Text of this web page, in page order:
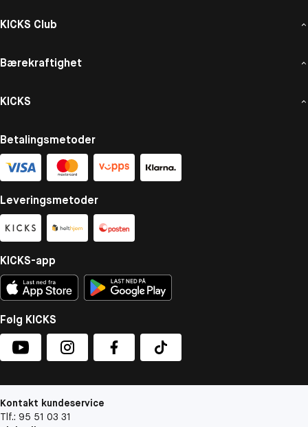
KICKS Club
Bærekraftighet
KICKS
Betalingsmetoder
Leveringsmetoder
KICKS-app
Følg KICKS
Kontakt kundeservice
Tlf.: 95 51 03 31